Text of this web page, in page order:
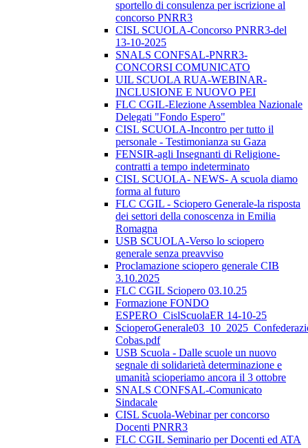
sportello di consulenza per iscrizione al
concorso PNRR3
CISL SCUOLA-Concorso PNRR3-del
13-10-2025
SNALS CONFSAL-PNRR3-
CONCORSI COMUNICATO
UIL SCUOLA RUA-WEBINAR-
INCLUSIONE E NUOVO PEI
FLC CGIL-Elezione Assemblea Nazionale
Delegati "Fondo Espero"
CISL SCUOLA-Incontro per tutto il
personale - Testimonianza su Gaza
FENSIR-agli Insegnanti di Religione-
contratti a tempo indeterminato
CISL SCUOLA- NEWS- A scuola diamo
forma al futuro
FLC CGIL - Sciopero Generale-la risposta
dei settori della conoscenza in Emilia
Romagna
USB SCUOLA-Verso lo sciopero
generale senza preavviso
Proclamazione sciopero generale CIB
3.10.2025
FLC CGIL Sciopero 03.10.25
Formazione FONDO
ESPERO_CislScuolaER 14-10-25
Cobas.pdf
USB Scuola - Dalle scuole un nuovo
segnale di solidarietà determinazione e
umanità scioperiamo ancora il 3 ottobre
SNALS CONFSAL-Comunicato
Sindacale
CISL Scuola-Webinar per concorso
Docenti PNRR3
FLC CGIL Seminario per Docenti ed ATA